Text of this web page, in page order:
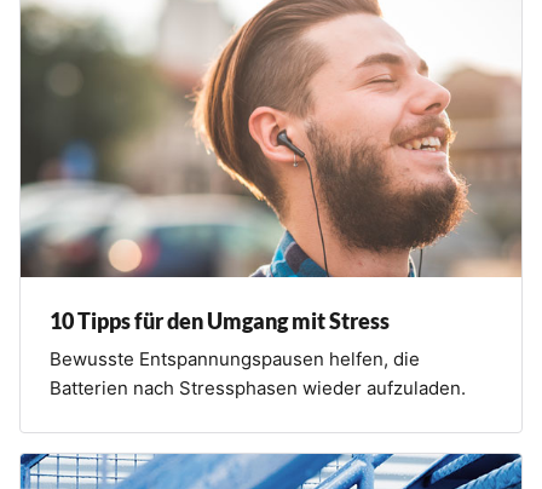
10 Tipps für den Umgang mit Stress
Bewusste Entspannungspausen helfen, die
Batterien nach Stressphasen wieder aufzuladen.